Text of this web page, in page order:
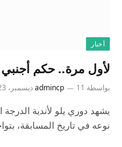
أخبار
لأول مرة.. حكم
بواسطة admincp 11 ديسمبر، 2023
يشهد دوري يلو لأندية
نوعه في تاريخ المسابقة،